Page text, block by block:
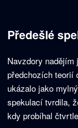
Předešlé
Navzdory nadějím
předchozích teorií
ukázalo jako
spekulací tvrdila,
kdy probíhal